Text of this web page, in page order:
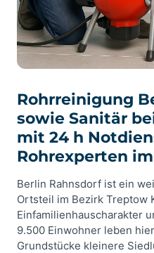
Rohrreinigung
sowie Sanitär
mit 24 h
Rohrexperten
Berlin Rahnsdorf ist ein
Ortsteil im Bezirk Treptow
Einfamilienhauscharakter
9.500 Einwohner leben
Grundstücke kleinere